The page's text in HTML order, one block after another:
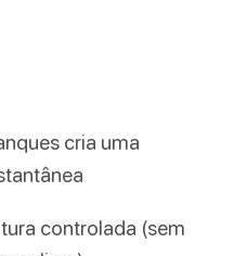
cria uma
controlada (sem